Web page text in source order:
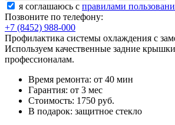
я соглашаюсь c правилами
Позвоните по телефону:
+7 (8452) 988-000
Профилактика системы охлаждения с
Используем качественные задние
профессионалам.
Время ремонта: от 40 мин
Гарантия: от 3 мес
Стоимость: 1750 руб.
В подарок: защитное стекло